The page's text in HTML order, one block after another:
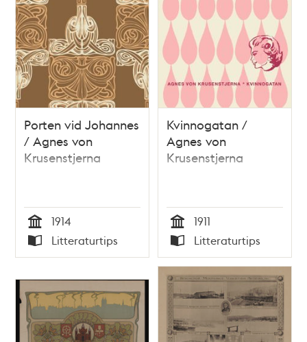
Porten vid Johannes
/ Agnes von
Krusenstjerna
Tid
1914
Typ
Litteraturtips
Kvinnogatan /
Agnes von
Krusenstjerna
Tid
1911
Typ
Litteraturtips